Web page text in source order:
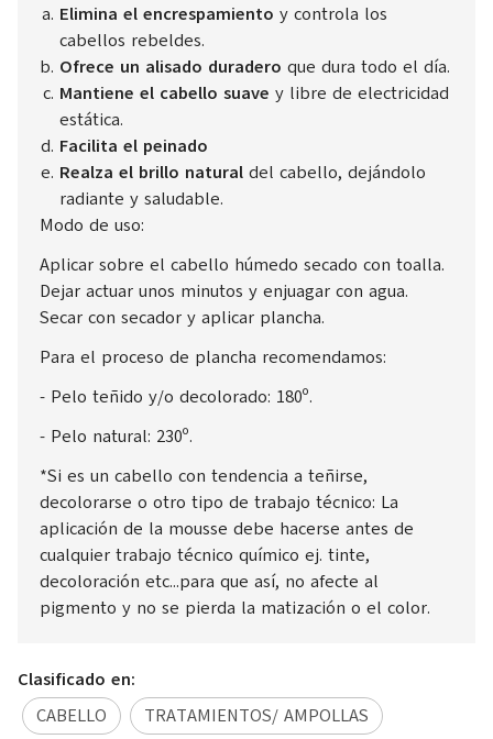
Elimina el encrespamiento y controla los
cabellos rebeldes.
Ofrece un alisado duradero que dura todo el día.
Mantiene el cabello suave y libre de electricidad
estática.
Facilita el peinado
Realza el brillo natural del cabello, dejándolo
radiante y saludable.
Modo de uso:
Aplicar sobre el cabello húmedo secado con toalla.
Dejar actuar unos minutos y enjuagar con agua.
Secar con secador y aplicar plancha.
Para el proceso de plancha recomendamos:
- Pelo teñido y/o decolorado: 180º.
- Pelo natural: 230º.
*Si es un cabello con tendencia a teñirse,
decolorarse o otro tipo de trabajo técnico: La
aplicación de la mousse debe hacerse antes de
cualquier trabajo técnico químico ej. tinte,
decoloración etc...para que así, no afecte al
pigmento y no se pierda la matización o el color.
Clasificado en:
CABELLO
TRATAMIENTOS/ AMPOLLAS